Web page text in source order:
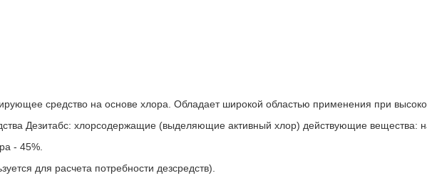
средство на основе хлора. Обладает широкой областью применения при
Дезитабс: хлорсодержащие (выделяющие активный хлор) действующие вещества:
- 45%.
для расчета потребности дезсредств).